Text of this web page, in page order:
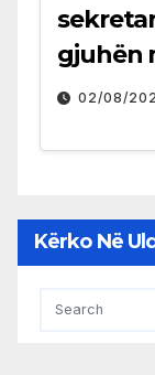
gjuhën
02/08/
Kërko Në